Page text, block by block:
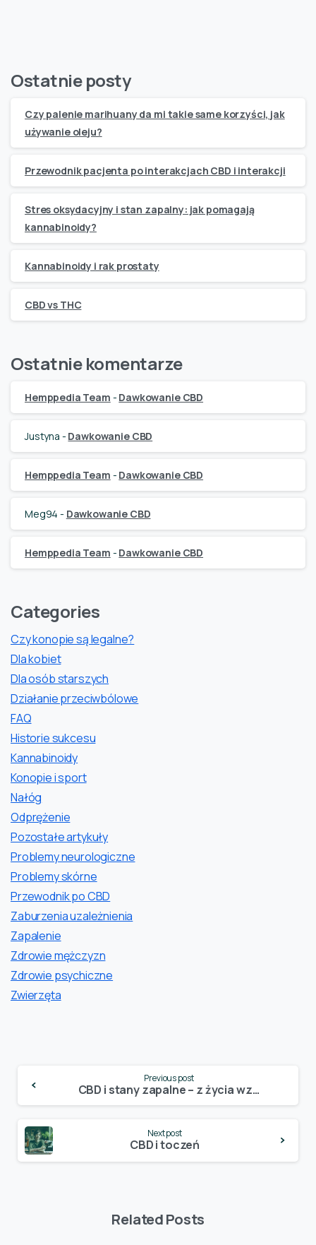
Ostatnie posty
Czy palenie marihuany da mi takie same korzyści, jak
używanie oleju?
Przewodnik pacjenta po interakcjach CBD i interakcji
Stres oksydacyjny i stan zapalny: jak pomagają
kannabinoidy?
Kannabinoidy i rak prostaty
CBD vs THC
Ostatnie komentarze
Hemppedia Team - Dawkowanie CBD
Justyna - Dawkowanie CBD
Hemppedia Team - Dawkowanie CBD
Meg94 - Dawkowanie CBD
Hemppedia Team - Dawkowanie CBD
Categories
Czy konopie są legalne?
Dla kobiet
Dla osób starszych
Działanie przeciwbólowe
FAQ
Historie sukcesu
Kannabinoidy
Konopie i sport
Nałóg
Odprężenie
Pozostałe artykuły
Problemy neurologiczne
Problemy skórne
Przewodnik po CBD
Zaburzenia uzależnienia
Zapalenie
Zdrowie mężczyzn
Zdrowie psychiczne
Zwierzęta
Reading
Previous post
CBD i stany zapalne – z życia wzięte
Next post
CBD i toczeń
Related Posts